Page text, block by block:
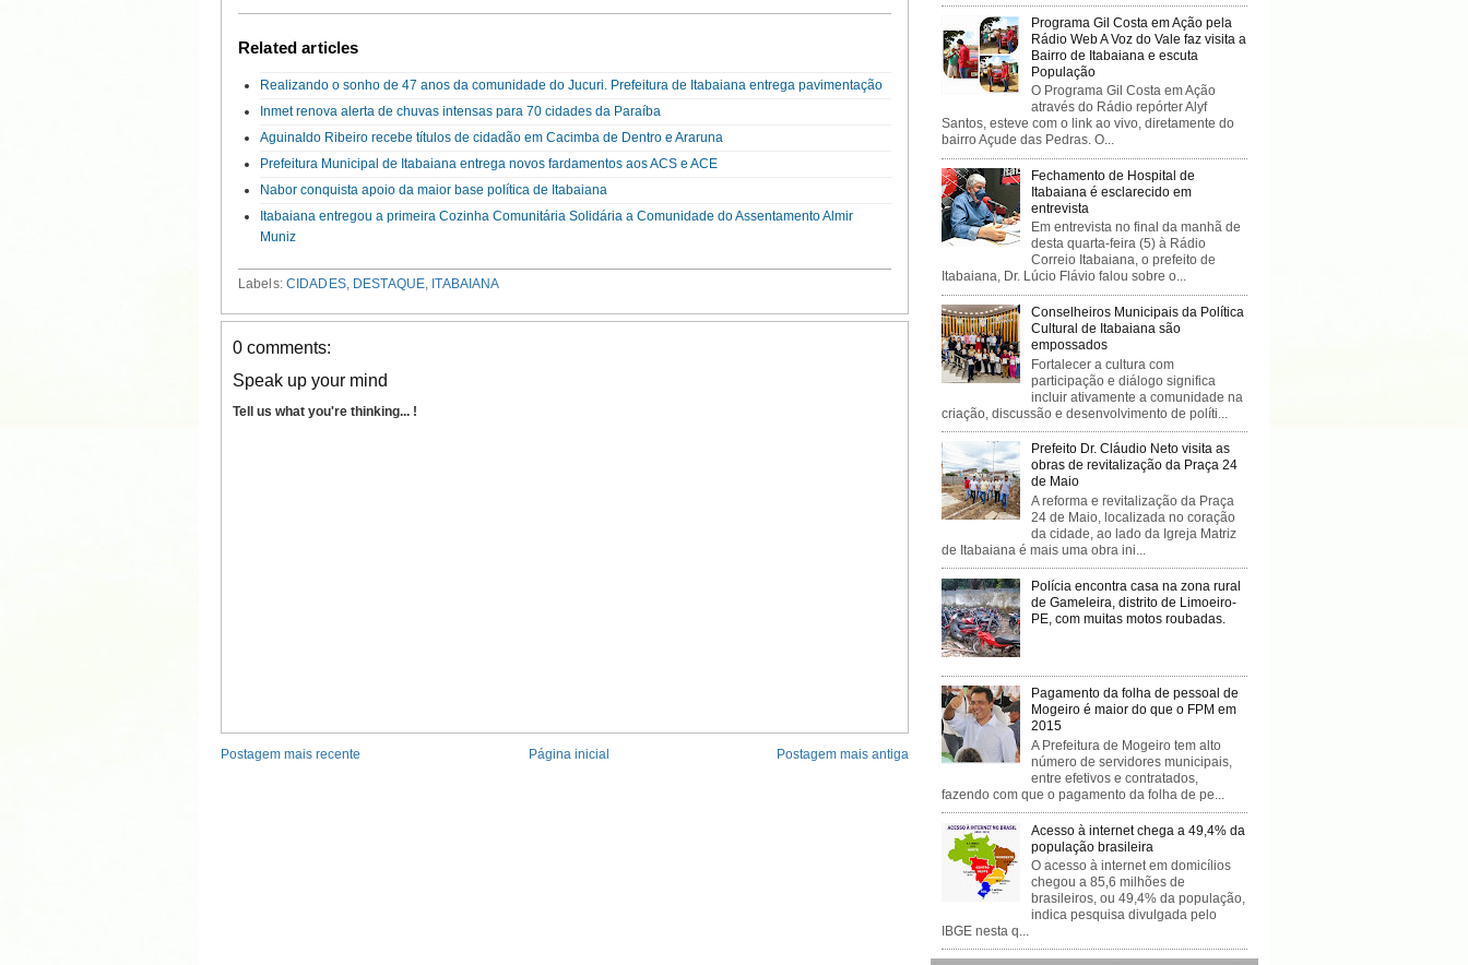
Related articles
Realizando o sonho de 47 anos da comunidade do Jucuri. Prefeitura de Itabaiana entrega pavimentação
Inmet renova alerta de chuvas intensas para 70 cidades da Paraíba
Aguinaldo Ribeiro recebe títulos de cidadão em Cacimba de Dentro e Araruna
Prefeitura Municipal de Itabaiana entrega novos fardamentos aos ACS e ACE
Nabor conquista apoio da maior base política de Itabaiana
Itabaiana entregou a primeira Cozinha Comunitária Solidária a Comunidade do Assentamento Almir
Muniz
Labels: CIDADES, DESTAQUE ITABAIANA
0 comments:
Speak up your mind
Tell us what you're thinking... !
Postagem mais recente Postagem mais antiga
Página inicial
Programa Gil Costa em Ação pela
Rádio Web A Voz do Vale faz visita a
Bairro de Itabaiana e escuta
População
O Programa Gil Costa em Ação
através do Rádio repórter Alyf
Santos, esteve com o link ao vivo, diretamente do
bairro Açude das Pedras. O...
Fechamento de Hospital de
Itabaiana é esclarecido em
entrevista
Em entrevista no final da manhã de
desta quarta-feira (5) à Rádio
Correio Itabaiana, o prefeito de
Itabaiana, Dr. Lúcio Flávio falou sobre o...
Conselheiros Municipais da Política
Cultural de Itabaiana são
empossados
Fortalecer a cultura com
participação e diálogo significa
incluir ativamente a comunidade na
criação, discussão e desenvolvimento de políti...
Prefeito Dr. Cláudio Neto visita as
obras de revitalização da Praça 24
de Maio
A reforma e revitalização da Praça
24 de Maio, localizada no coração
da cidade, ao lado da Igreja Matriz
de Itabaiana é mais uma obra ini...
Polícia encontra casa na zona rural
de Gameleira, distrito de Limoeiro-
PE, com muitas motos roubadas.
Pagamento da folha de pessoal de
Mogeiro é maior do que o FPM em
2015
A Prefeitura de Mogeiro tem alto
número de servidores municipais,
entre efetivos e contratados,
fazendo com que o pagamento da folha de pe...
Acesso à internet chega a 49,4% da
população brasileira
O acesso à internet em domicílios
chegou a 85,6 milhões de
brasileiros, ou 49,4% da população,
indica pesquisa divulgada pelo
IBGE nesta q...